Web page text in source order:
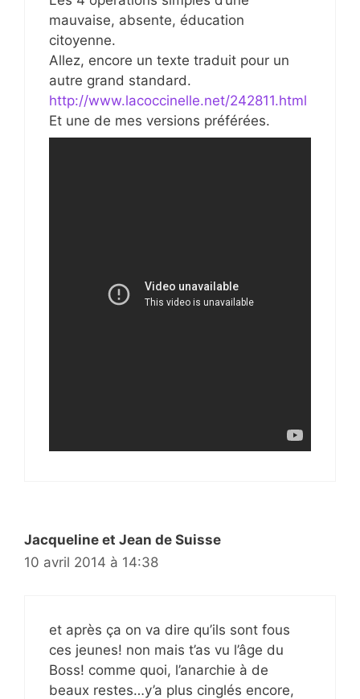
mauvaise, absente, éducation
citoyenne.
Allez, encore un texte traduit pour un
autre grand standard.
http://www.lacoccinelle.net/242811.html
Et une de mes versions préférées.
Jacqueline et Jean de Suisse
10 avril 2014 à 14:38
et après ça on va dire qu’ils sont fous
ces jeunes! non mais t’as vu l’âge du
Boss! comme quoi, l’anarchie à de
beaux restes…y’a plus cinglés encore,